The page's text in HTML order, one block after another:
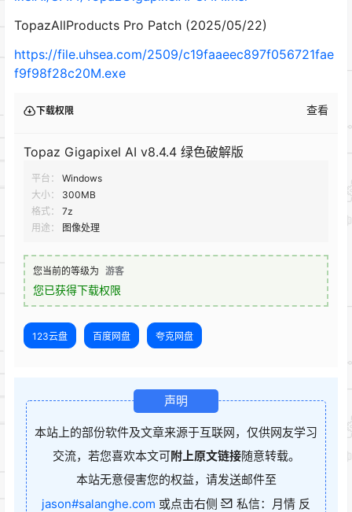
TopazAllProducts Pro Patch (2025/05/22)
https://file.uhsea.com/2509/c19faaeec897f056721fae
f9f98f28c20M.exe
下载权限 查看
Topaz Gigapixel AI v8.4.4 绿色破解版
平台：
Windows
大小：
300MB
格式：
7z
用途：
图像处理
您当前的等级为 游客
您已获得下载权限
123云盘 百度网盘 夸克网盘
声明
本站上的部份软件及文章来源于互联网，仅供网友学习
交流，若您喜欢本文可附上原文链接随意转载。
本站无意侵害您的权益，请发送邮件至
jason#salanghe.com 或点击右侧
私信：月情 反